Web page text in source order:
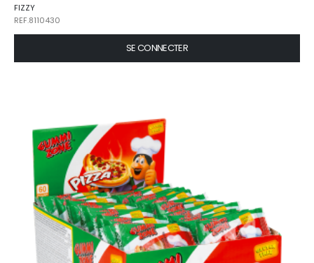
FIZZY
REF.8110430
SE CONNECTER